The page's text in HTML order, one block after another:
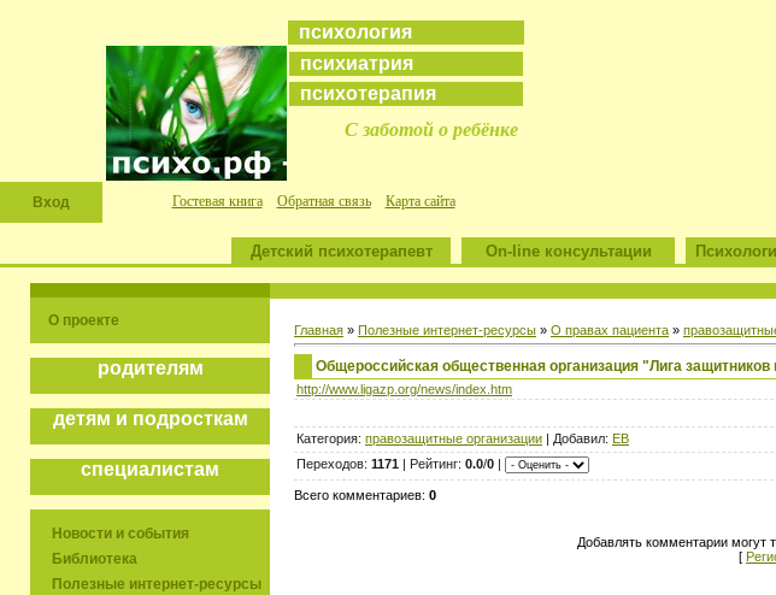
психология
психиатрия
психотерапия
С заботой о ребёнке
Вход Гостевая книга Обратная связь Карта сайта
Детский психотерапевт On-line консультации
О проекте
родителям
детям и подросткам
специалистам
Новости и события
Библиотека
Полезные интернет-ресурсы
Главная » Полезные интернет-ресурсы » О правах пациента »
Общероссийская общественная организация "Лига защитников
http://www.ligazp.org/news/index.htm
Категория: правозащитные организации | Добавил: ЕВ
Переходов: 1171 | Рейтинг: 0.0/0 |
Всего комментариев: 0
Добавлять комментарии могут
[